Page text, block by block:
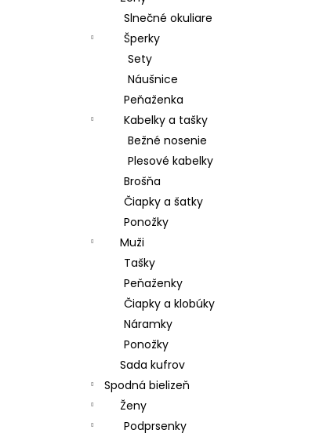
Slnečné okuliare
Šperky
Sety
Náušnice
Peňaženka
Kabelky a tašky
Bežné nosenie
Plesové kabelky
Brošňa
Čiapky a šatky
Ponožky
Muži
Tašky
Peňaženky
Čiapky a klobúky
Náramky
Ponožky
Sada kufrov
Spodná bielizeň
Ženy
Podprsenky